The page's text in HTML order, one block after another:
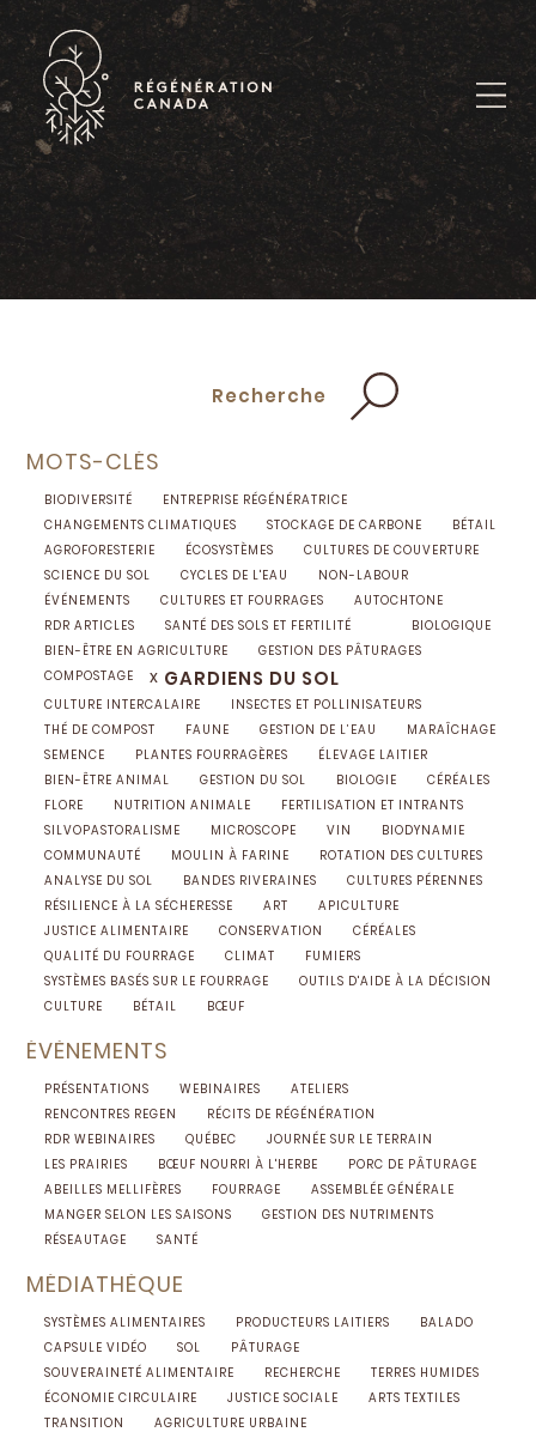
Skip
content
Recherche
MOTS-CLÉS
BIODIVERSITÉ
ENTREPRISE RÉGÉNÉRATRICE
CHANGEMENTS CLIMATIQUES
STOCKAGE DE CARBONE
BÉTAIL
AGROFORESTERIE
ÉCOSYSTÈMES
CULTURES DE COUVERTURE
SCIENCE DU SOL
CYCLES DE L'EAU
NON-LABOUR
ÉVÉNEMENTS
CULTURES ET FOURRAGES
AUTOCHTONE
RDR ARTICLES
SANTÉ DES SOLS ET FERTILITÉ
BIOLOGIQUE
BIEN-ÊTRE EN AGRICULTURE
GESTION DES PÂTURAGES
COMPOSTAGE
x GARDIENS DU SOL
CULTURE INTERCALAIRE
INSECTES ET POLLINISATEURS
THÉ DE COMPOST
FAUNE GESTION DE L’EAU
MARAÎCHAGE
SEMENCE
PLANTES FOURRAGÈRES
ÉLEVAGE LAITIER
BIEN-ÊTRE ANIMAL
GESTION DU SOL BIOLOGIE
CÉRÉALES
FLORE
NUTRITION ANIMALE
FERTILISATION ET INTRANTS
SILVOPASTORALISME
MICROSCOPE VIN
BIODYNAMIE
COMMUNAUTÉ
MOULIN À FARINE
ROTATION DES CULTURES
ANALYSE DU SOL
BANDES RIVERAINES
CULTURES PÉRENNES
RÉSILIENCE À LA SÉCHERESSE
ART
APICULTURE
JUSTICE ALIMENTAIRE
CONSERVATION
CÉRÉALES
QUALITÉ DU FOURRAGE
CLIMAT
FUMIERS
SYSTÈMES BASÉS SUR LE FOURRAGE
OUTILS D'AIDE À LA DÉCISION
CULTURE
BÉTAIL BŒUF
ÉVÈNEMENTS
PRÉSENTATIONS WEBINAIRES
ATELIERS
RENCONTRES REGEN
RÉCITS DE RÉGÉNÉRATION
RDR WEBINAIRES
QUÉBEC
JOURNÉE SUR LE TERRAIN
LES PRAIRIES
BŒUF NOURRI À L'HERBE
PORC DE PÂTURAGE
ABEILLES MELLIFÈRES
FOURRAGE
ASSEMBLÉE GÉNÉRALE
MANGER SELON LES SAISONS
GESTION DES NUTRIMENTS
RÉSEAUTAGE
SANTÉ
MÉDIATHÈQUE
SYSTÈMES ALIMENTAIRES PRODUCTEURS LAITIERS
BALADO
CAPSULE VIDÉO
SOL
PÂTURAGE
SOUVERAINETÉ ALIMENTAIRE
RECHERCHE
TERRES HUMIDES
ÉCONOMIE CIRCULAIRE
JUSTICE SOCIALE
ARTS TEXTILES
TRANSITION
AGRICULTURE URBAINE